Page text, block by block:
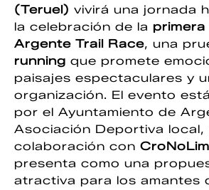
(Teruel) vivirá una jornada
la celebración de la
Argente Trail Race, una
running que promete
paisajes espectaculares y
organización. El evento
por el Ayuntamiento de
Asociación Deportiva local,
colaboración con
presenta como una
atractiva para los amantes